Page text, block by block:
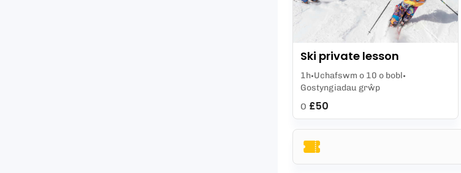
Ski private lesson
1h Uchafswm o 10 o bobl
Gostyngiadau grŵp
O £50